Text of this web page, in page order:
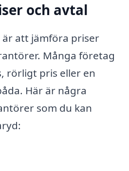
och avtal
att jämföra priser
Många företag
rörligt pris eller en
Här är några
som du kan